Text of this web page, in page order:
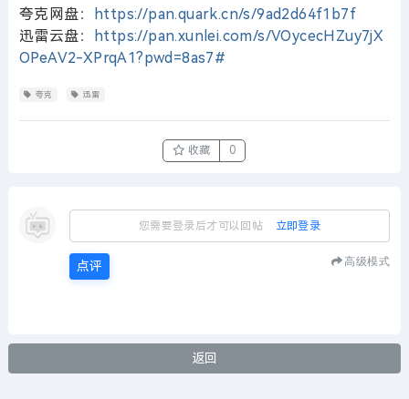
夸克网盘：
https://pan.quark.cn/s/9ad2d64f1b7f
迅雷云盘：
https://pan.xunlei.com/s/VOycecHZuy7jX
OPeAV2-XPrqA1?pwd=8as7#
夸克 迅雷
收藏 0
您需要登录后才可以回帖 立即登录
点评 高级模式
返回